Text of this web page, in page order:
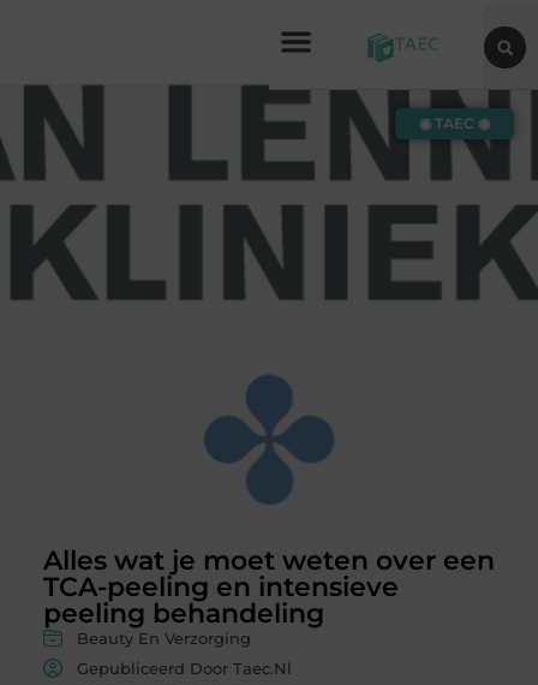
Alles wat je moet weten over een
TCA-peeling en intensieve
peeling behandeling
Beauty En Verzorging
Gepubliceerd Door Taec.nl
◉ TAEC ◉